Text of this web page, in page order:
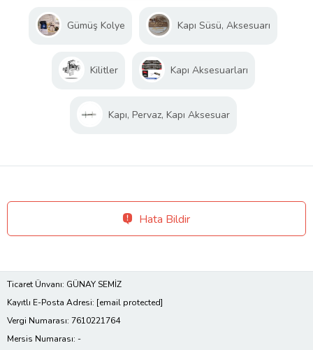
Gümüş Kolye Kapı Süsü, Aksesuarı
Kilitler Kapı Aksesuarları
Kapı, Pervaz, Kapı Aksesuar
Hata Bildir
Ticaret Ünvanı: GÜNAY SEMİZ
Kayıtlı E-Posta Adresi: [email protected]
Vergi Numarası: 7610221764
Mersis Numarası: -